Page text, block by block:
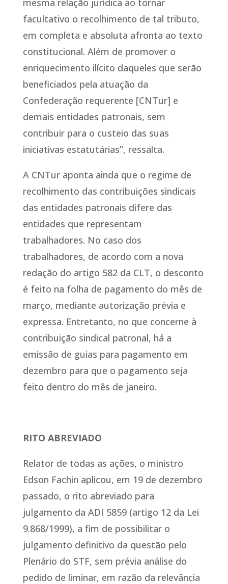
mesma relação jurídica ao tornar
facultativo o recolhimento de tal tributo,
em completa e absoluta afronta ao texto
constitucional. Além de promover o
enriquecimento ilícito daqueles que serão
beneficiados pela atuação da
Confederação requerente [CNTur] e
demais entidades patronais, sem
contribuir para o custeio das suas
iniciativas estatutárias”, ressalta.
A CNTur aponta ainda que o regime de
recolhimento das contribuições sindicais
das entidades patronais difere das
entidades que representam
trabalhadores. No caso dos
trabalhadores, de acordo com a nova
redação do artigo 582 da CLT, o desconto
é feito na folha de pagamento do mês de
março, mediante autorização prévia e
expressa. Entretanto, no que concerne à
contribuição sindical patronal, há a
emissão de guias para pagamento em
dezembro para que o pagamento seja
feito dentro do mês de janeiro.
RITO ABREVIADO
Relator de todas as ações, o ministro
Edson Fachin aplicou, em 19 de dezembro
passado, o rito abreviado para
julgamento da ADI 5859 (artigo 12 da Lei
9.868/1999), a fim de possibilitar o
julgamento definitivo da questão pelo
Plenário do STF, sem prévia análise do
pedido de liminar, em razão da relevância